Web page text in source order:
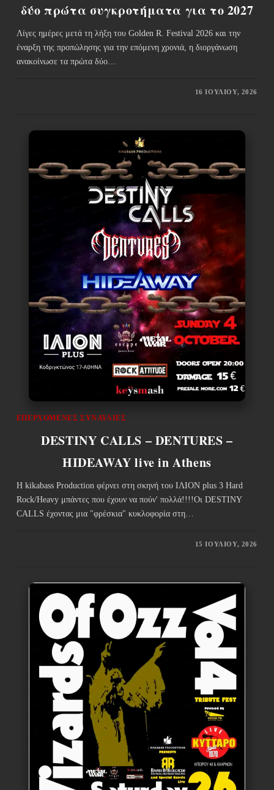
δύο πρώτα συγκροτήματα για το 2027
Λίγες ημέρες μετά τη λήξη του Golden R. Festival 2026 και την
έναρξη της προπώλησης για την επόμενη χρονιά, η διοργάνωση
ανακοίνωσε τα πρώτα δύο…
16 ΙΟΥΛΊΟΥ, 2026
ΕΠΕΡΧΌΜΕΝΕΣ ΣΥΝΑΥΛΊΕΣ
DESTINY CALLS – DENTURES –
HIDEAWAY live in Athens
Η kikabass Production φέρνει στη σκηνή του ΙΛΙΟΝ plus 3 Hard
Rock/Heavy μπάντες που έχουν να πούν' πολλά!!!!Οι DESTINY
CALLS έχοντας μια "φρέσκια" κυκλοφορία στη…
15 ΙΟΥΛΊΟΥ, 2026